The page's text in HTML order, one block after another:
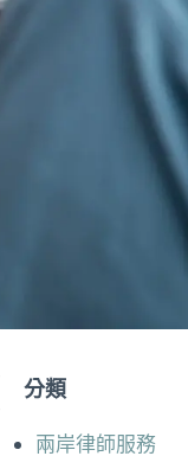
分類
兩岸律師服務